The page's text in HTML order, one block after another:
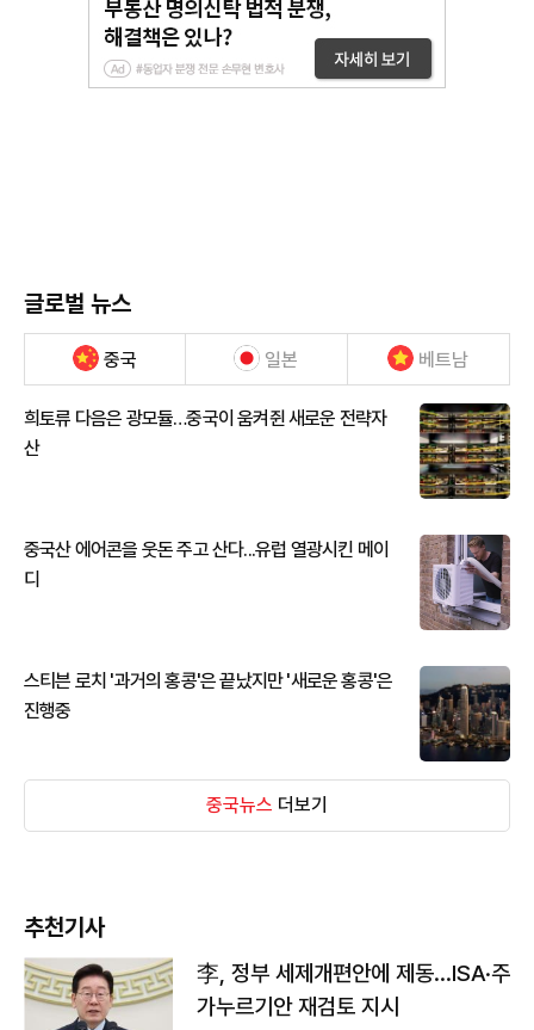
글로벌 뉴스
중국 일본 베트남
희토류 다음은 광모듈…중국이 움켜쥔 새로운 전략자
산
중국산 에어콘을 웃돈 주고 산다...유럽 열광시킨 메이
디
스티븐 로치 '과거의 홍콩'은 끝났지만 '새로운 홍콩'은
진행중
중국뉴스 더보기
추천기사
李, 정부 세제개편안에 제동…ISA·주
가누르기안 재검토 지시